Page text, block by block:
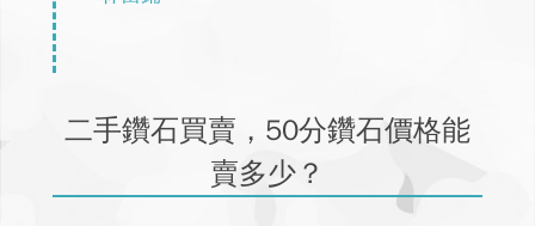
二手鑽石買賣，50分鑽石價格能
賣多少？